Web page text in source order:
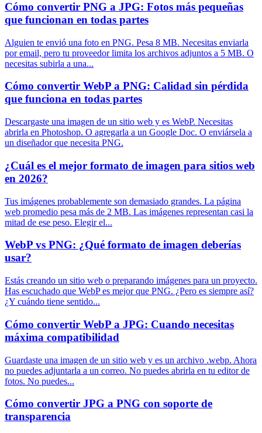
Cómo convertir PNG a JPG: Fotos más pequeñas
que funcionan en todas partes
Alguien te envió una foto en PNG. Pesa 8 MB. Necesitas enviarla
por email, pero tu proveedor limita los archivos adjuntos a 5 MB. O
necesitas subirla a una...
Cómo convertir WebP a PNG: Calidad sin pérdida
que funciona en todas partes
Descargaste una imagen de un sitio web y es WebP. Necesitas
abrirla en Photoshop. O agregarla a un Google Doc. O enviársela a
un diseñador que necesita PNG.
¿Cuál es el mejor formato de imagen para sitios web
en 2026?
Tus imágenes probablemente son demasiado grandes. La página
web promedio pesa más de 2 MB. Las imágenes representan casi la
mitad de ese peso. Elegir el...
WebP vs PNG: ¿Qué formato de imagen deberías
usar?
Estás creando un sitio web o preparando imágenes para un proyecto.
Has escuchado que WebP es mejor que PNG. ¿Pero es siempre así?
¿Y cuándo tiene sentido...
Cómo convertir WebP a JPG: Cuando necesitas
máxima compatibilidad
Guardaste una imagen de un sitio web y es un archivo .webp. Ahora
no puedes adjuntarla a un correo. No puedes abrirla en tu editor de
fotos. No puedes...
Cómo convertir JPG a PNG con soporte de
transparencia